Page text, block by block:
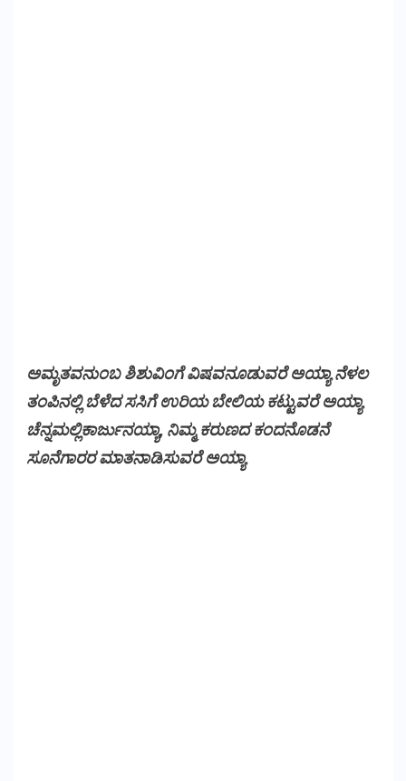
ಅಮೃತವನುಂಬ ಶಿಶುವಿಂಗೆ ವಿಷವನೂಡುವರೆ ಅಯ್ಯಾ ನೆಳಲ
ತಂಪಿನಲ್ಲಿ ಬೆಳೆದ ಸಸಿಗೆ ಉರಿಯ ಬೇಲಿಯ ಕಟ್ಟುವರೆ ಅಯ್ಯಾ
ಚೆನ್ನಮಲ್ಲಿಕಾರ್ಜುನಯ್ಯಾ, ನಿಮ್ಮ ಕರುಣದ ಕಂದನೊಡನೆ
ಸೂನೆಗಾರರ ಮಾತನಾಡಿಸುವರೆ ಅಯ್ಯಾ